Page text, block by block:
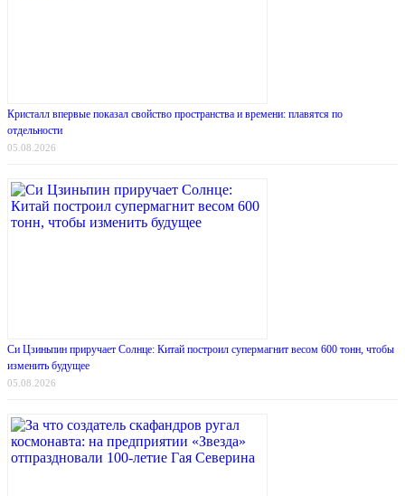
Кристалл впервые показал свойство пространства и времени: плавятся по
отдельности
05.08.2026
Си Цзиньпин приручает Солнце: Китай построил супермагнит весом 600 тонн, чтобы
изменить будущее
05.08.2026